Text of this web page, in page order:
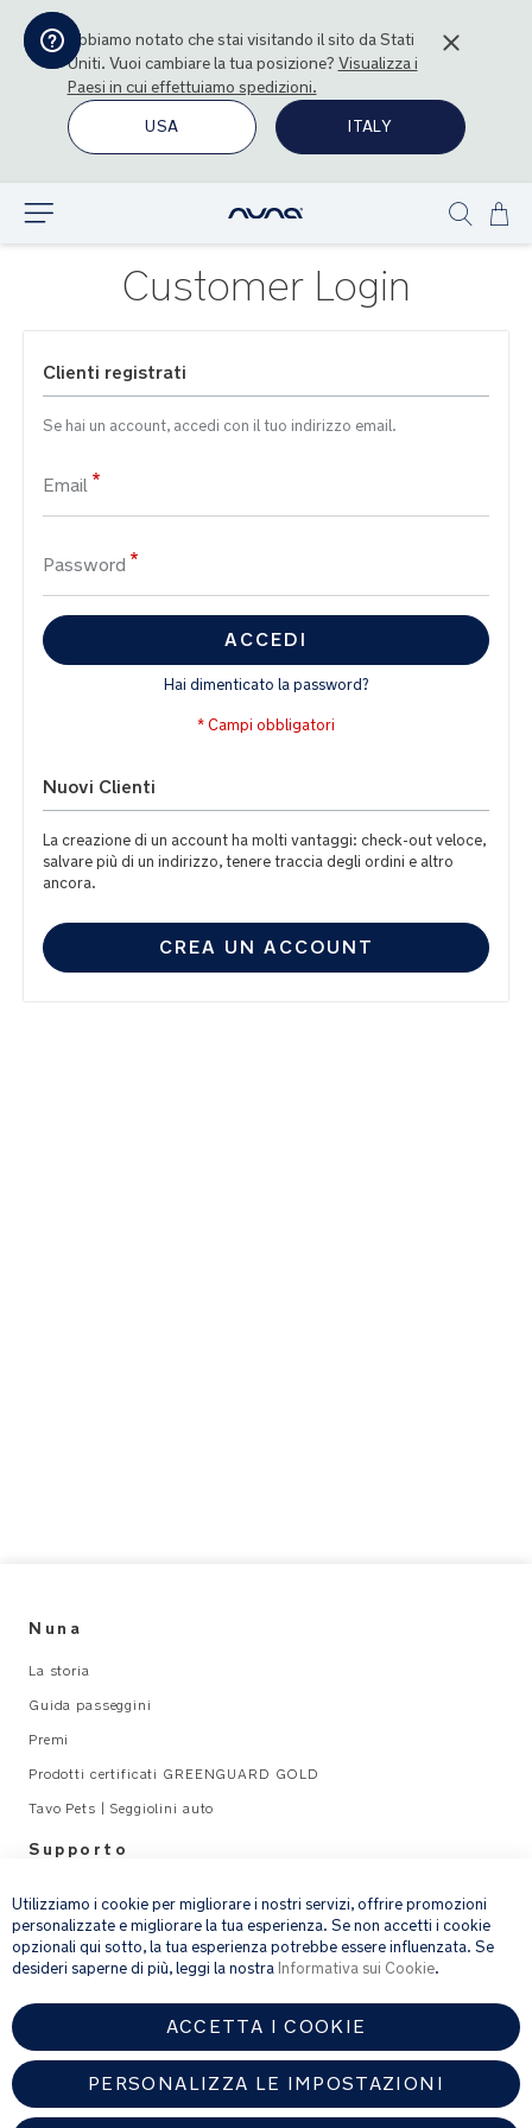
Abbiamo notato che stai visitando il sito daStati
Uniti. Vuoi cambiare la tua posizione? Visualizza i
Paesi in cui effettuiamo spedizioni.
USA
ITALY
Customer Login
Clienti registrati
Se hai un account, accedi con il tuo indirizzo email.
Email
Password
ACCEDI
Hai dimenticato la password?
Nuovi Clienti
La creazione di un account ha molti vantaggi: check-out veloce,
salvare più di un indirizzo, tenere traccia degli ordini e altro
ancora.
CREA UN ACCOUNT
Nuna
La storia
Guida passeggini
Premi
Prodotti certificati GREENGUARD GOLD
Tavo Pets | Seggiolini auto
Supporto
email address ISCRIVITI
Fornendo l’indirizzo e-mail, acconsenti a ricevere via e-mail la nostra
newsletter e le informazioni su prodotti e offerte che potrebbero
interessarti.
Per ulteriori dettagli sul trattamento dei dati personali, consulta la
nostrainformativa sulla privacy.
Utilizziamo i cookie per migliorare i nostri servizi, offrire promozioni
personalizzate e migliorare la tua esperienza. Se non accetti i cookie
opzionali qui sotto, la tua esperienza potrebbe essere influenzata. Se
desideri saperne di più, leggi la nostra Informativa sui Cookie.
ACCETTA I COOKIE
PERSONALIZZA LE IMPOSTAZIONI